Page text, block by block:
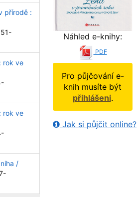
Náhled e-knihy:
PDF
Pro půjčování e-
knih musíte být
přihlášeni.
Jak si půjčit online?
přírodě :
rok ve
rok ve
/